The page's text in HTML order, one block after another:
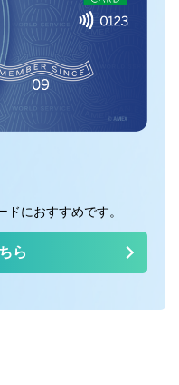
におすすめです。
ら